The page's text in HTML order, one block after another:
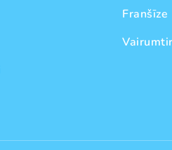
Franšīze